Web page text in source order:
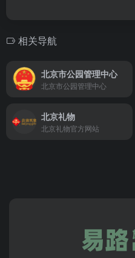
相关导航
北京市公园管理中心
北京市公园管理中心
北京礼物
北京礼物官方网站